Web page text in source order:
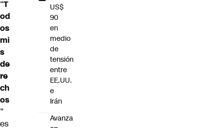
“T
od
os
mi
s
de
re
ch
os
”
es
US$
90
en
medio
de
tensión
entre
EE.UU.
e
Irán
Avanza